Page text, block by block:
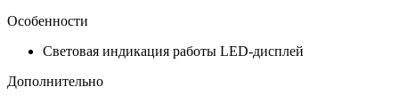
Особенности
Световая индикация работы LED-дисплей
Дополнительно